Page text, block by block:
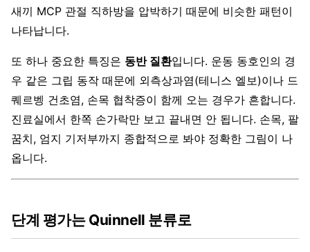
새끼 MCP 관절 직하방을 압박하기 때문에 비슷한 패턴이
나타납니다.
또 하나 중요한 특징은 동반 질환입니다. 운동 동호인의 경
우 같은 그립 동작 때문에 외측상과염(테니스 엘보)이나 드
퀘르벵 건초염, 손목 협착증이 함께 오는 경우가 흔합니다.
진료실에서 한쪽 손가락만 보고 끝내면 안 됩니다. 손목, 팔
꿈치, 엄지 기저부까지 종합적으로 봐야 정확한 그림이 나
옵니다.
단계 평가는 Quinnell 분류로